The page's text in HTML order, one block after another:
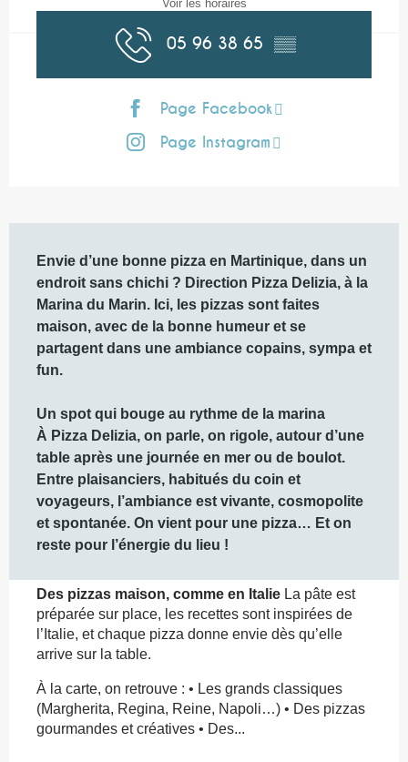
Voir les horaires
05 96 38 65 ▒▒
Page Facebook
Page Instagram
Envie d’une bonne pizza en Martinique, dans un
endroit sans chichi ? Direction Pizza Delizia, à la
Marina du Marin. Ici, les pizzas sont faites
maison, avec de la bonne humeur et se
partagent dans une ambiance copains, sympa et
fun.
Un spot qui bouge au rythme de la marina
À Pizza Delizia, on parle, on rigole, autour d’une
table après une journée en mer ou de boulot.
Entre plaisanciers, habitués du coin et
voyageurs, l’ambiance est vivante, cosmopolite
et spontanée. On vient pour une pizza… Et on
reste pour l’énergie du lieu !
Des pizzas maison, comme en Italie La pâte est
préparée sur place, les recettes sont inspirées de
l’Italie, et chaque pizza donne envie dès qu’elle
arrive sur la table.
À la carte, on retrouve : • Les grands classiques
(Margherita, Regina, Reine, Napoli…) • Des pizzas
gourmandes et créatives • Des...